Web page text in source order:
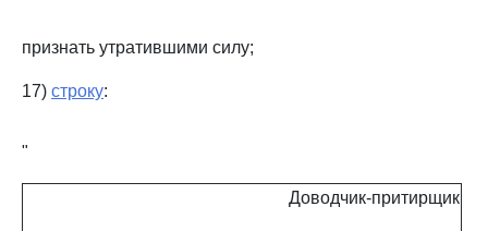
признать утратившими силу;
17) строку:
"
Доводчик-притирщик